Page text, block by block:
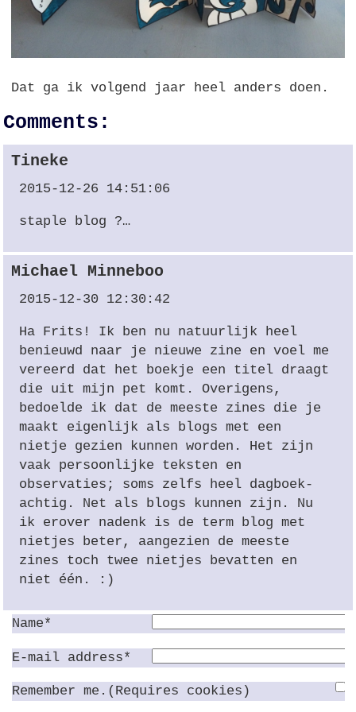
Dat ga ik volgend jaar heel anders doen.
Comments:
Tineke
2015-12-26 14:51:06
staple blog ?…
Michael Minneboo
2015-12-30 12:30:42
Ha Frits! Ik ben nu natuurlijk heel
benieuwd naar je nieuwe zine en voel me
vereerd dat het boekje een titel draagt
die uit mijn pet komt. Overigens,
bedoelde ik dat de meeste zines die je
maakt eigenlijk als blogs met een
nietje gezien kunnen worden. Het zijn
vaak persoonlijke teksten en
observaties; soms zelfs heel dagboek-
achtig. Net als blogs kunnen zijn. Nu
ik erover nadenk is de term blog met
nietjes beter, aangezien de meeste
zines toch twee nietjes bevatten en
niet één. :)
Name*
E-mail address*
Remember me.(Requires cookies)